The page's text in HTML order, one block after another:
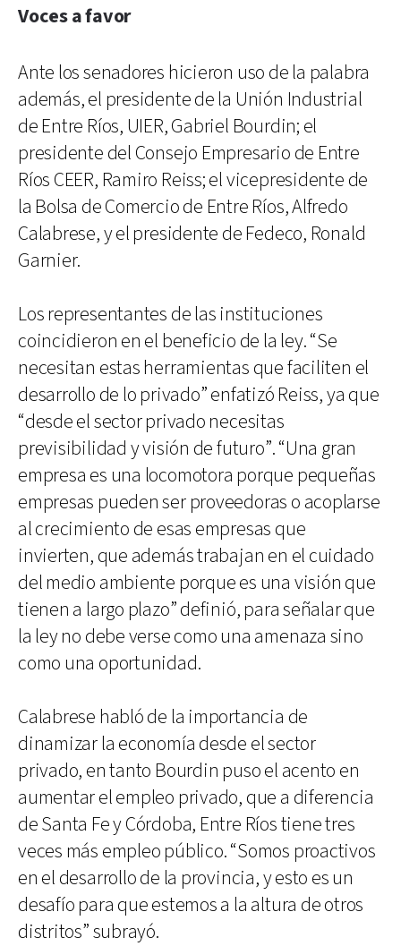
Voces a favor
Ante los senadores hicieron uso de la palabra
además, el presidente de la Unión Industrial
de Entre Ríos, UIER, Gabriel Bourdin; el
presidente del Consejo Empresario de Entre
Ríos CEER, Ramiro Reiss; el vicepresidente de
la Bolsa de Comercio de Entre Ríos, Alfredo
Calabrese, y el presidente de Fedeco, Ronald
Garnier.
Los representantes de las instituciones
coincidieron en el beneficio de la ley. “Se
necesitan estas herramientas que faciliten el
desarrollo de lo privado” enfatizó Reiss, ya que
“desde el sector privado necesitas
previsibilidad y visión de futuro”. “Una gran
empresa es una locomotora porque pequeñas
empresas pueden ser proveedoras o acoplarse
al crecimiento de esas empresas que
invierten, que además trabajan en el cuidado
del medio ambiente porque es una visión que
tienen a largo plazo” definió, para señalar que
la ley no debe verse como una amenaza sino
como una oportunidad.
Calabrese habló de la importancia de
dinamizar la economía desde el sector
privado, en tanto Bourdin puso el acento en
aumentar el empleo privado, que a diferencia
de Santa Fe y Córdoba, Entre Ríos tiene tres
veces más empleo público. “Somos proactivos
en el desarrollo de la provincia, y esto es un
desafío para que estemos a la altura de otros
distritos” subrayó.